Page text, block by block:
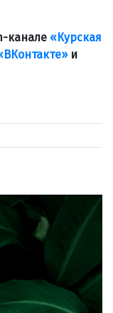
канале «Курская
и